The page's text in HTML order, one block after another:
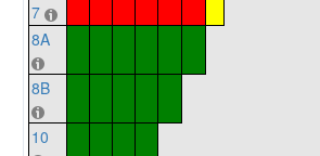
7
8A
8B
10